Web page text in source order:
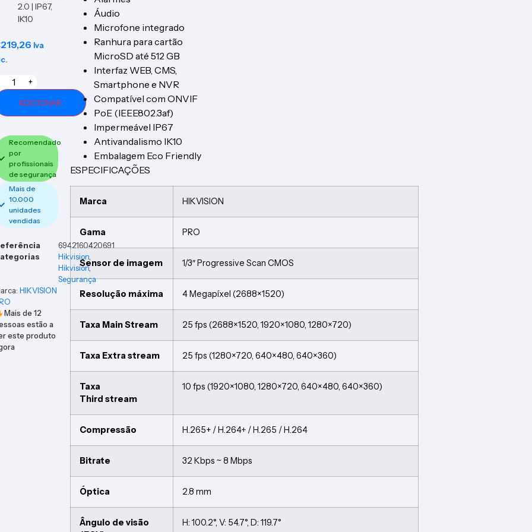
2.0 | IP67,
IK10
219,26 Iva
+
ADICIONAR
Recomendado
por
profissionais
de segurança
Mais de
10.000
unidades
vendidas
6942160420691
Hikvision,
Hikvision,
Segurança
HIKVISION
Mais de12
estão a
este produto
Áudio
Microfone integrado
Ranhura para cartão
MicroSD até 512 GB
Interfaz WEB, CMS,
Smartphone e NVR
Compatível com ONVIF
PoE (IEEE802.3af)
Impermeável IP67
Antivandalismo IK10
Embalagem Eco Friendly
ESPECIFICAÇÕES
Marca HIKVISION
Gama PRO
Sensor de imagem 1/3″ Progressive Scan CMOS
Resolução máxima 4 Megapíxel (2688×1520)
Taxa Main Stream 25 fps (2688×1520, 1920×1080, 1280×720)
Taxa Extra stream 25 fps (1280×720, 640×480, 640×360)
Taxa
Third stream
10 fps (1920×1080, 1280×720, 640×480, 640×360)
Compressão H.265+ / H.264+ / H.265 / H.264
Bitrate 32 Kbps ~ 8 Mbps
Óptica 2.8 mm
Ângulo de visão
H: 100.2°, V: 54.7°, D: 119.7°